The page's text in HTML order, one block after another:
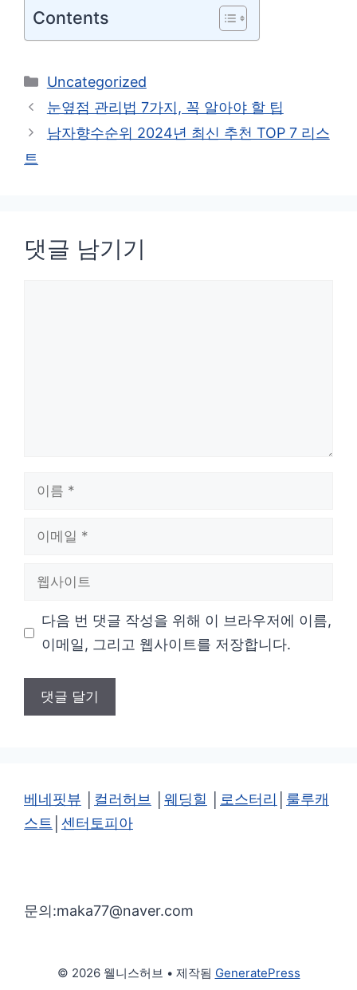
Contents
카
테
리
Uncategorized
눈옆점 관리법 7가지, 꼭 알아야 할 팁
남자향수순위 2024년 최신 추천 TOP 7 리스
트
댓글 남기기
다음 번 댓글 작성을 위해 이 브라우저에 이름,
이메일, 그리고 웹사이트를 저장합니다.
베네핏뷰 컬러허브 웨딩힐 로스터리
룰루캐
스트
센터토피아
문의:maka77@naver.com
© 2026 웰니스허브 • 제작됨 GeneratePress